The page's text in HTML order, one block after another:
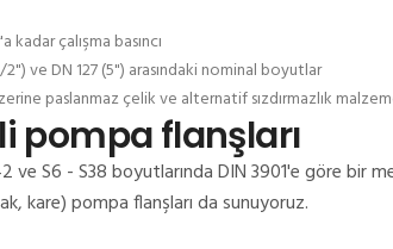
kadar çalışma basıncı
2") ve DN 127 (5") arasındaki nominal boyutlar
paslanmaz çelik ve alternatif sızdırmazlık
pompa flanşları
ve S6 - S38 boyutlarında DIN 3901'e göre bir
kare) pompa flanşları da sunuyoruz.